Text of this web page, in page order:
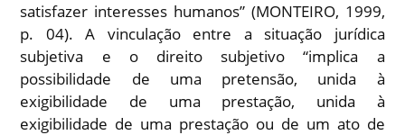
satisfazer interesses humanos” (MONTEIRO, 1999,
p. 04). A vinculação entre a situação jurídica
subjetiva e o direito subjetivo “implica a
possibilidade de uma pretensão, unida à
exigibilidade de uma prestação, unida à
exigibilidade de uma prestação ou de um ato de